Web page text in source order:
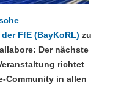
FfE (BayKoRL) zu
Der nächste
richtet
Community in allen